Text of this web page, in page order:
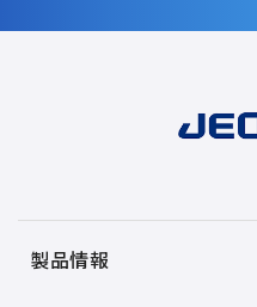
製品情報